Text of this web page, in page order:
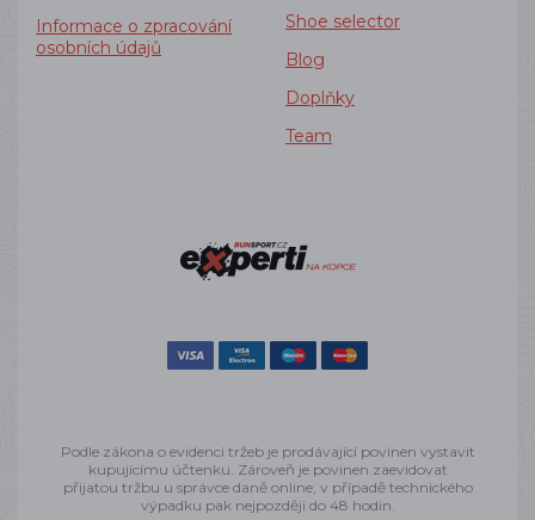
Informace o zpracování
osobních údajů
Shoe selector
Blog
Doplňky
Team
Podle zákona o evidenci tržeb je prodávající povinen vystavit
kupujícímu účtenku. Zároveň je povinen zaevidovat
přijatou tržbu u správce daně online; v případě technického
výpadku pak nejpozději do 48 hodin.